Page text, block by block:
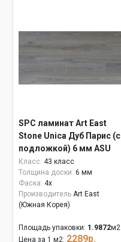
SPC ламинат Art East
Stone Unica Дуб Парис (с
подложкой) 6 мм ASU
806
Класс: 43 класс
Толщина доски: 6 мм
Фаска: 4x
Производитель Art East
(Южная Корея)
Площадь упаковки: 1.9872м2
Цена за 1 м2: 2289р.